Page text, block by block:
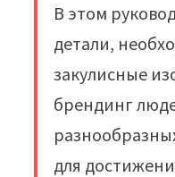
В этом
детали,
закулисные
брендинг
для